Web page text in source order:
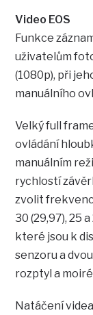
Video EOS
Funkce
uživatelům
(1080p), při
manuálního
Velký full
ovládání
manuálním
rychlostí
zvolit
30 (29,97), 25
které jsou k
senzoru a
rozptyl a
Natáčení